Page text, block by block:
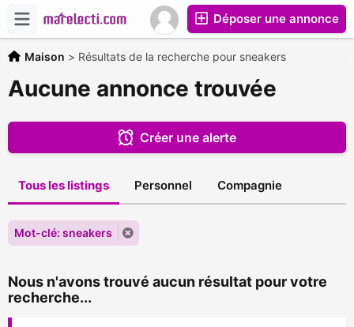
Déposer une annonce
Maison > Résultats de la recherche pour sneakers
Aucune annonce trouvée
Créer une alerte
Tous les listings Personnel Compagnie
Mot-clé: sneakers
Nous n'avons trouvé aucun résultat pour votre
recherche...